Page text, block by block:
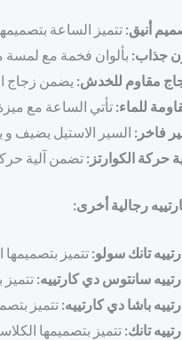
أنيق: تتميز الساعة
جذاب: بألوان فخمة مع لمسة
مقاوم للخدش: يضمن زجاج
للماء: تأتي الساعة مع
فاخر: السير الاستيل يضيف و
حركة الكوارتز: تضمن آلية
رجالية أخرى:
تانك سولو: تتميز بتصميمها
سانتوس دي كارتييه: تتميز
باشا دي كارتييه: تتميز
تانك: تتميز بتصميمها